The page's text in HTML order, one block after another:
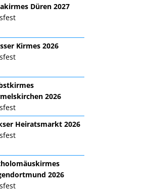
Düren 2027
Kirmes 2026
2026
Heiratsmarkt 2026
2026